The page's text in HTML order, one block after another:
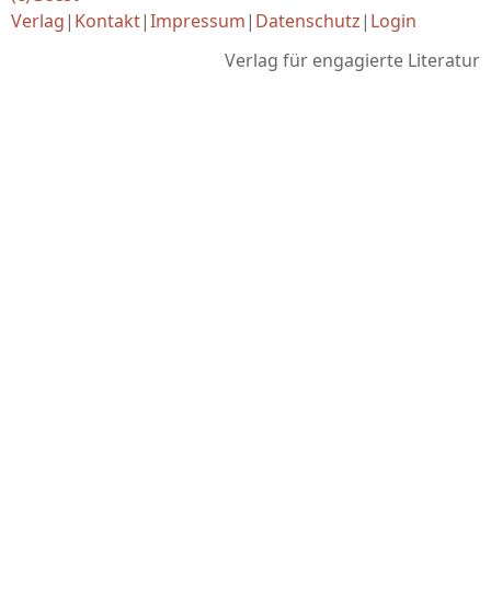
Verlag| Kontakt|Impressum| Datenschutz| Login
Verlag für engagierte Literatur